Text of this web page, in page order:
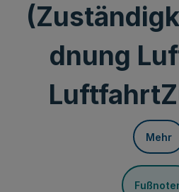
dnung
Mehr